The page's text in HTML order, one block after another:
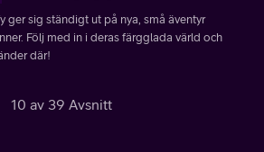
ger sig ständigt ut på nya, små äventyr
Följ med in i deras färgglada värld och
där!
10 av 39 Avsnitt